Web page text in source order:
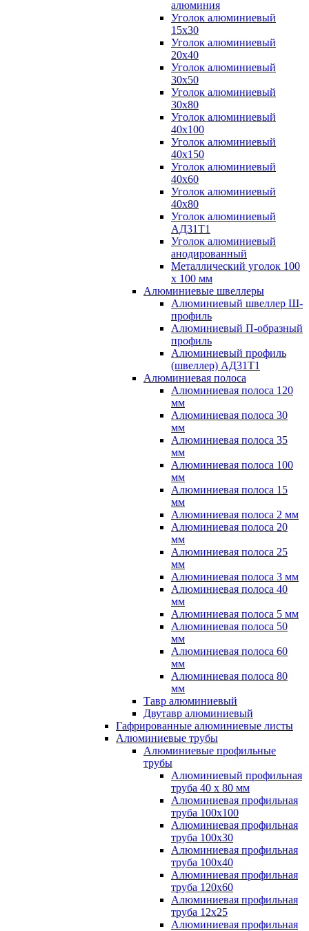
алюминия
Уголок алюминиевый
15х30
Уголок алюминиевый
20х40
Уголок алюминиевый
30х50
Уголок алюминиевый
30х80
Уголок алюминиевый
40х100
Уголок алюминиевый
40х150
Уголок алюминиевый
40х60
Уголок алюминиевый
40х80
Уголок алюминиевый
АД31Т1
Уголок алюминиевый
анодированный
Металлический уголок 100
х 100 мм
Алюминиевые швеллеры
Алюминиевый швеллер Ш-
профиль
Алюминиевый П-образный
профиль
Алюминиевый профиль
(швеллер) АД31Т1
Алюминиевая полоса
Алюминиевая полоса 120
мм
Алюминиевая полоса 30
мм
Алюминиевая полоса 35
мм
Алюминиевая полоса 100
мм
Алюминиевая полоса 15
мм
Алюминиевая полоса 2 мм
Алюминиевая полоса 20
мм
Алюминиевая полоса 25
мм
Алюминиевая полоса 3 мм
Алюминиевая полоса 40
мм
Алюминиевая полоса 5 мм
Алюминиевая полоса 50
мм
Алюминиевая полоса 60
мм
Алюминиевая полоса 80
мм
Тавр алюминиевый
Двутавр алюминиевый
Гафрированные алюминиевые листы
Алюминиевые трубы
Алюминиевые профильные
трубы
Алюминиевый профильная
труба 40 х 80 мм
Алюминиевая профильная
труба 100х100
Алюминиевая профильная
труба 100х30
Алюминиевая профильная
труба 100х40
Алюминиевая профильная
труба 120х60
Алюминиевая профильная
труба 12x25
Алюминиевая профильная